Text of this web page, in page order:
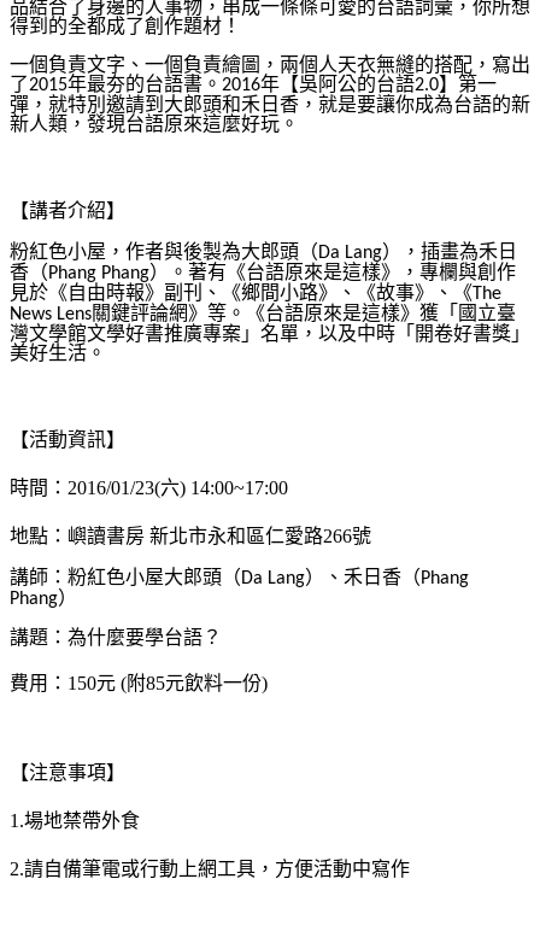
品結合了身邊的人事物，串成一條條可愛的台語詞彙，你所想
得到的全都成了創作題材！
一個負責文字、一個負責繪圖，兩個人天衣無縫的搭配，寫出
了2015年最夯的台語書。 2016年【吳阿公的台語2.0】第一
彈，就特別邀請到大郎頭和禾日香，就是要讓你成為台語的新
新人類，發現台語原來這麼好玩。
【講者介紹】
粉紅色小屋，作者與後製為大郎頭（Da Lang），插畫為禾日
香（Phang Phang）。著有《台語原來是這樣》，專欄與創作
見於《自由時報》副刊、《鄉間小路》、《故事》、《The
News Lens關鍵評論網》等。《台語原來是這樣》獲「國立臺
灣文學館文學好書推廣專案」名單，以及中時「開卷好書獎」
美好生活。
【活動資訊】
時間：2016/01/23(六) 14:00~17:00
地點：嶼讀書房 新北市永和區仁愛路266號
講師：粉紅色小屋大郎頭（Da Lang）、禾日香（Phang
Phang）
講題：為什麼要學台語？
費用：150元 (附85元飲料一份)
【注意事項】
1.場地禁帶外食
2.請自備筆電或行動上網工具，方便活動中寫作